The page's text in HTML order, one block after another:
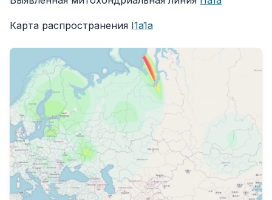
Карта распространения I1a1a